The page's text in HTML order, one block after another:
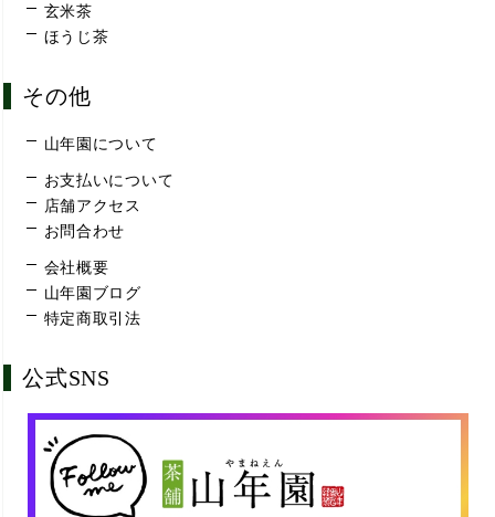
玄米茶
ほうじ茶
その他
山年園について
お支払いについて
店舗アクセス
お問合わせ
会社概要
山年園ブログ
特定商取引法
公式SNS